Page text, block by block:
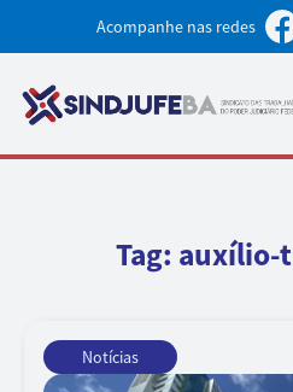
Acompanhe nas redes
Tag: auxílio-
Notícias